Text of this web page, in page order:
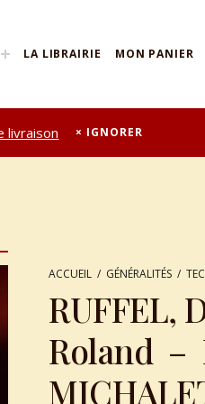
LA LIBRAIRIE MON PANIER
livraison IGNORER
ACCUEIL / GÉNÉRALITÉS /
RUFFEL,
Roland –